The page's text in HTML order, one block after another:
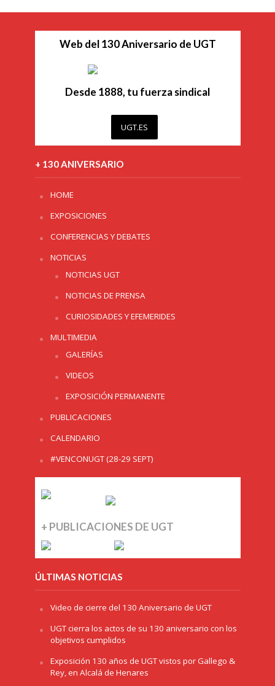
Web del 130 Aniversario de UGT
Desde 1888, tu fuerza sindical
UGT.ES
+ 130 ANIVERSARIO
HOME
EXPOSICIONES
CONFERENCIAS Y DEBATES
NOTICIAS
NOTICIAS UGT
NOTICIAS DE PRENSA
CURIOSIDADES Y EFEMERIDES
MULTIMEDIA
GALERÍAS
VIDEOS
EXPOSICIÓN PERMANENTE
PUBLICACIONES
CALENDARIO
#VENCONUGT (28-29 SEPT)
+ PUBLICACIONES DE UGT
ÚLTIMAS NOTICIAS
Video de cierre del 130 Aniversario de UGT
UGT cierra los actos de su 130 aniversario con los
objetivos cumplidos
Exposición 130 años de UGT vistos por Gallego &
Rey, en Alcalá de Henares